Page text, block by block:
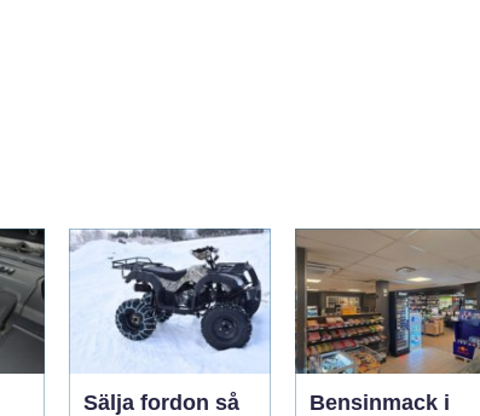
Sälja fordon så
Bensinmack i